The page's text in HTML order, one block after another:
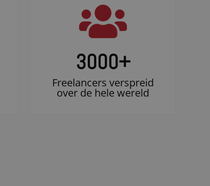
3000+
Freelancers verspreid
over de hele wereld